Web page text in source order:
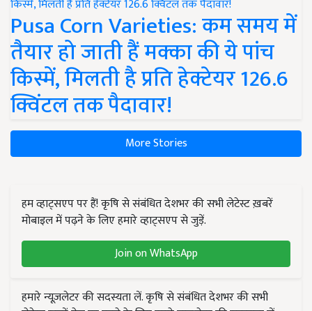
Pusa Corn Varieties: कम समय में
तैयार हो जाती हैं मक्का की ये पांच
किस्में, मिलती है प्रति हेक्टेयर 126.6
क्विंटल तक पैदावार!
More Stories
हम व्हाट्सएप पर हैं! कृषि से संबंधित देशभर की सभी लेटेस्ट ख़बरें
मोबाइल में पढ़ने के लिए हमारे व्हाट्सएप से जुड़ें.
Join on WhatsApp
हमारे न्यूज़लेटर की सदस्यता लें. कृषि से संबंधित देशभर की सभी